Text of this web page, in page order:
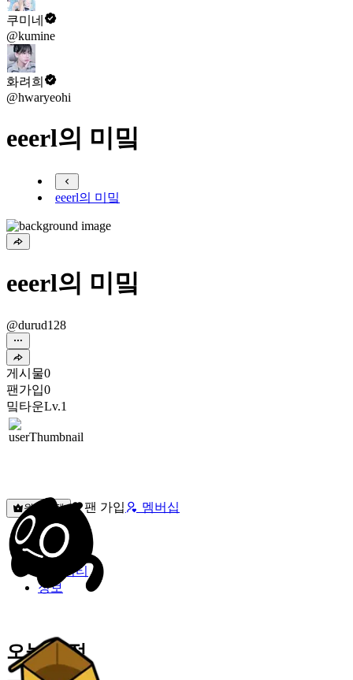
쿠미네
@kumine
화려희
@hwaryeohi
eeerl의 미밐
eeerl의 미밐
eeerl의 미밐
@durud128
게시물0
팬가입0
밐타운Lv.1
원픽선택 팬 가입 멤버십
밐타운
피드
커뮤니티
정보
오늘 일정